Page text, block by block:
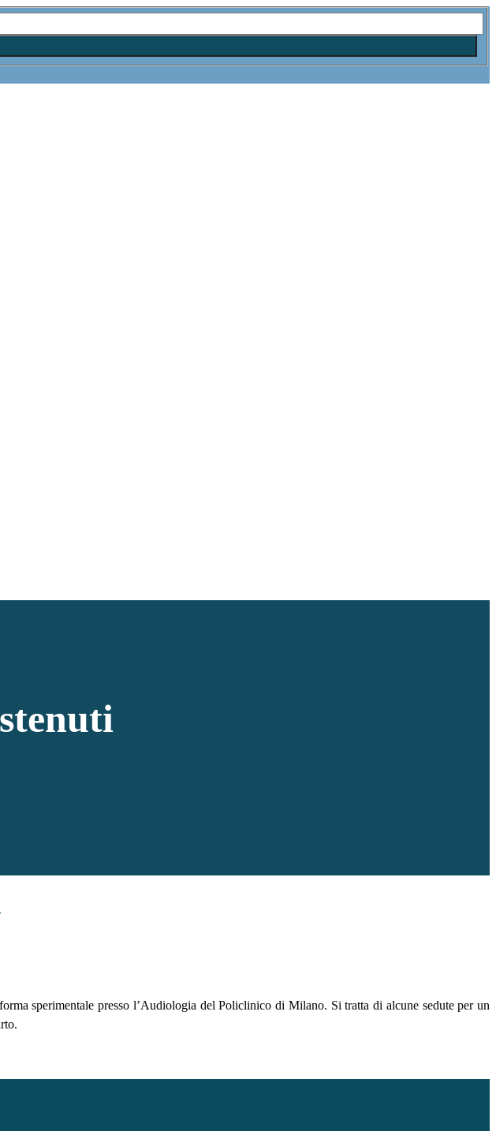
sperimentale presso l’Audiologia del Policlinico di Milano. Si tratta di alcune sedute per un